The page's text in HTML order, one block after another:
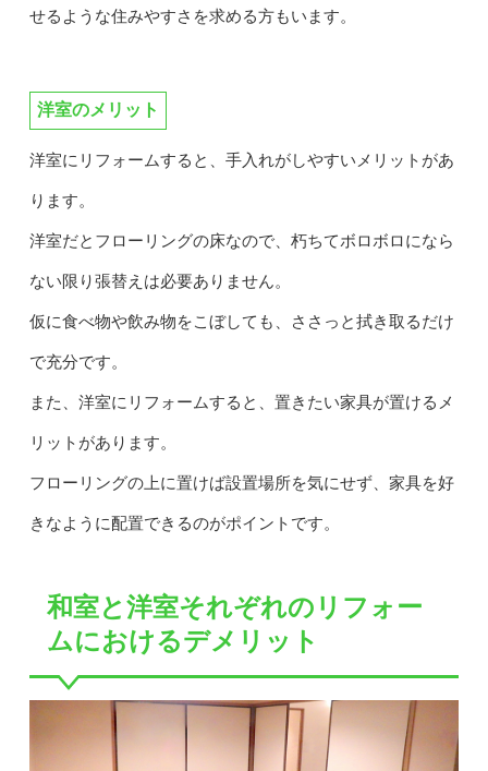
せるような住みやすさを求める方もいます。
洋室のメリット
洋室にリフォームすると、手入れがしやすいメリットがあ
ります。
洋室だとフローリングの床なので、朽ちてボロボロになら
ない限り張替えは必要ありません。
仮に食べ物や飲み物をこぼしても、ささっと拭き取るだけ
で充分です。
また、洋室にリフォームすると、置きたい家具が置けるメ
リットがあります。
フローリングの上に置けば設置場所を気にせず、家具を好
きなように配置できるのがポイントです。
和室と洋室それぞれのリフォー
ムにおけるデメリット